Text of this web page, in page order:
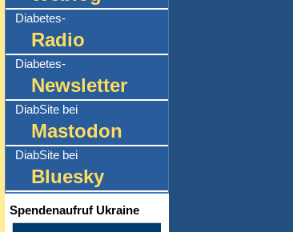
Diabetes-
Radio
Diabetes-
Newsletter
DiabSite bei
Mastodon
DiabSite bei
Bluesky
Spendenaufruf Ukraine